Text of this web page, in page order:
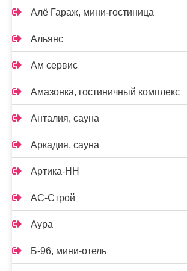
Алё Гараж, мини-гостиница
Альянс
Ам сервис
Амазонка, гостиничный комплекс
Анталия, сауна
Аркадия, сауна
Артика-НН
АС-Строй
Аура
Б-96, мини-отель